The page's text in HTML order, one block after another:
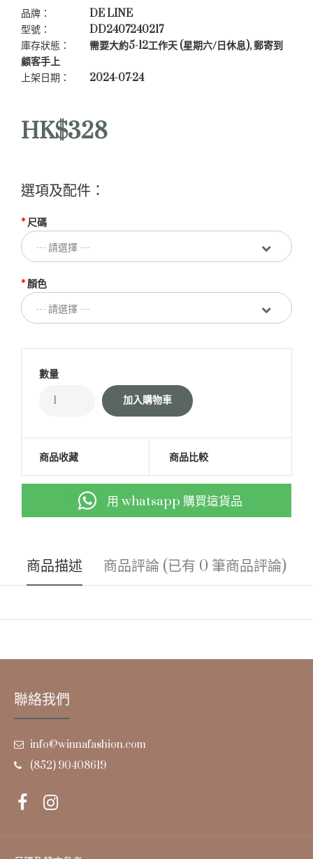
品牌：
DE LINE
型號：
DD2407240217
庫存狀態：
需要大約5-12工作天 (星期六/日休息), 郵寄到
顧客手上
上架日期：
2024-07-24
HK$328
選項及配件：
尺碼
顏色
數量
商品收藏 商品比較
用 whatsapp 購買這貨品
商品描述 商品評論 (已有 0 筆商品評論)
聯絡我們
info@winnafashion.com
(852) 90408619